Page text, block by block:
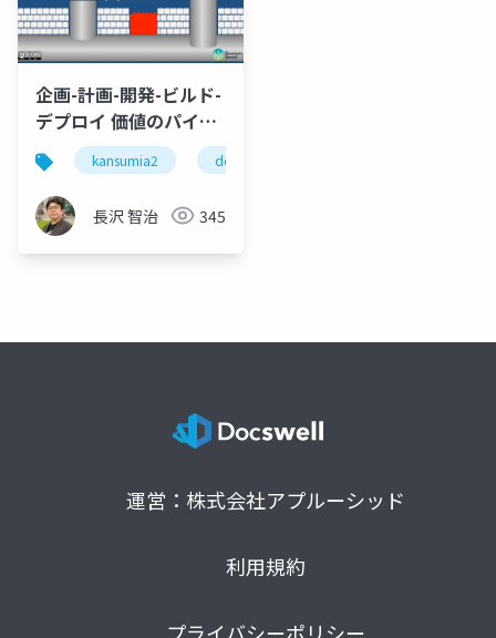
企画-計画-開発-ビルド-
デプロイ 価値のパイプ
ラインできてますか？
【字幕つき】
#kansumiA2
#devsumi
kansumia2 devsumi
長沢 智治 345
運営：株式会社アプルーシッド
利用規約
プライバシーポリシー